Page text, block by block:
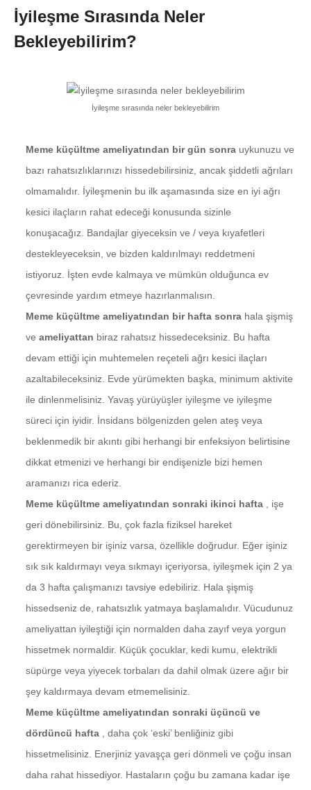
İyileşme Sırasında Neler
Bekleyebilirim?
İyileşme sırasında neler bekleyebilirim
Meme küçültme ameliyatından bir gün sonra uykunuzu ve
bazı rahatsızlıklarınızı hissedebilirsiniz, ancak şiddetli ağrıları
olmamalıdır. İyileşmenin bu ilk aşamasında size en iyi ağrı
kesici ilaçların rahat edeceği konusunda sizinle
konuşacağız. Bandajlar giyeceksin ve / veya kıyafetleri
destekleyeceksin, ve bizden kaldırılmayı reddetmeni
istiyoruz. İşten evde kalmaya ve mümkün olduğunca ev
çevresinde yardım etmeye hazırlanmalısın.
Meme küçültme ameliyatından bir hafta sonra hala şişmiş
ve ameliyattan biraz rahatsız hissedeceksiniz. Bu hafta
devam ettiği için muhtemelen reçeteli ağrı kesici ilaçları
azaltabileceksiniz. Evde yürümekten başka, minimum aktivite
ile dinlenmelisiniz. Yavaş yürüyüşler iyileşme ve iyileşme
süreci için iyidir. İnsidans bölgenizden gelen ateş veya
beklenmedik bir akıntı gibi herhangi bir enfeksiyon belirtisine
dikkat etmenizi ve herhangi bir endişenizle bizi hemen
aramanızı rica ederiz.
Meme küçültme ameliyatından sonraki ikinci hafta , işe
geri dönebilirsiniz. Bu, çok fazla fiziksel hareket
gerektirmeyen bir işiniz varsa, özellikle doğrudur. Eğer işiniz
sık sık kaldırmayı veya sıkmayı içeriyorsa, iyileşmek için 2 ya
da 3 hafta çalışmanızı tavsiye edebiliriz. Hala şişmiş
hissedseniz de, rahatsızlık yatmaya başlamalıdır. Vücudunuz
ameliyattan iyileştiği için normalden daha zayıf veya yorgun
hissetmek normaldir. Küçük çocuklar, kedi kumu, elektrikli
süpürge veya yiyecek torbaları da dahil olmak üzere ağır bir
şey kaldırmaya devam etmemelisiniz.
Meme küçültme ameliyatından sonraki üçüncü ve
dördüncü hafta , daha çok ‘eski’ benliğiniz gibi
hissetmelisiniz. Enerjiniz yavaşça geri dönmeli ve çoğu insan
daha rahat hissediyor. Hastaların çoğu bu zamana kadar işe